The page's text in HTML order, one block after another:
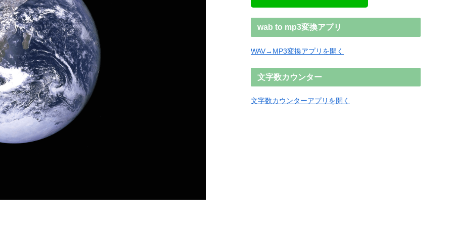
wab to mp3変換アプリ
WAV→MP3変換アプリを開く
文字数カウンター
文字数カウンターアプリを開く